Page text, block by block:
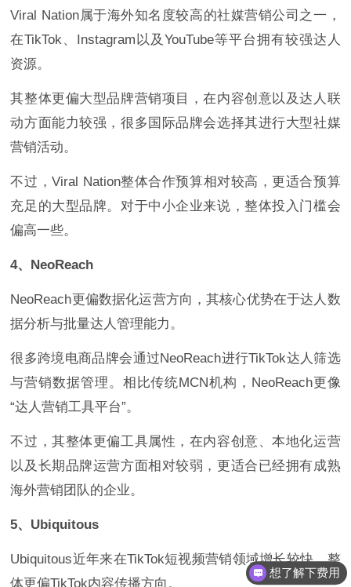
Viral Nation属于海外知名度较高的社媒营销公司之一，
在TikTok、Instagram以及YouTube等平台拥有较强达人
资源。
其整体更偏大型品牌营销项目，在内容创意以及达人联
动方面能力较强，很多国际品牌会选择其进行大型社媒
营销活动。
不过，Viral Nation整体合作预算相对较高，更适合预算
充足的大型品牌。对于中小企业来说，整体投入门槛会
偏高一些。
4、NeoReach
NeoReach更偏数据化运营方向，其核心优势在于达人数
据分析与批量达人管理能力。
很多跨境电商品牌会通过NeoReach进行TikTok达人筛选
与营销数据管理。相比传统MCN机构，NeoReach更像
“达人营销工具平台”。
不过，其整体更偏工具属性，在内容创意、本地化运营
以及长期品牌运营方面相对较弱，更适合已经拥有成熟
海外营销团队的企业。
5、Ubiquitous
Ubiquitous近年来在TikTok短视频营销领域增长较快，整
体更偏TikTok内容传播方向。
都有什么服务